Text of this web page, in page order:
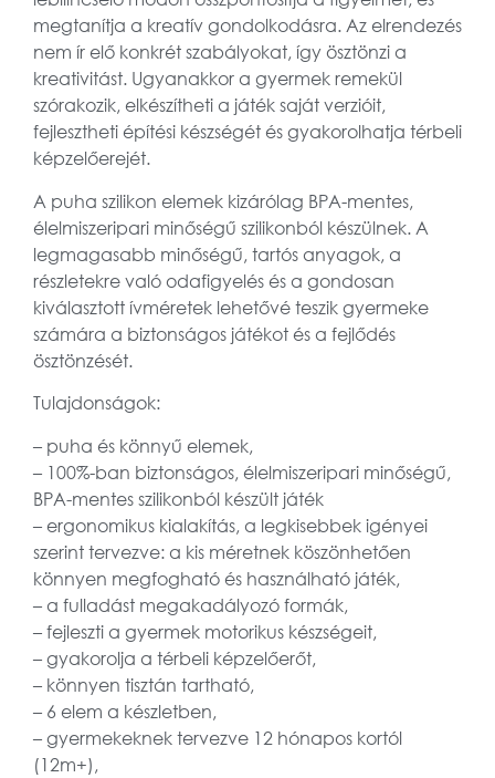
megtanítja a kreatív gondolkodásra. Az elrendezés
nem ír elő konkrét szabályokat, így ösztönzi a
kreativitást. Ugyanakkor a gyermek remekül
szórakozik, elkészítheti a játék saját verzióit,
fejlesztheti építési készségét és gyakorolhatja térbeli
képzelőerejét.
A puha szilikon elemek kizárólag BPA-mentes,
élelmiszeripari minőségű szilikonból készülnek. A
legmagasabb minőségű, tartós anyagok, a
részletekre való odafigyelés és a gondosan
kiválasztott ívméretek lehetővé teszik gyermeke
számára a biztonságos játékot és a fejlődés
ösztönzését.
Tulajdonságok:
– puha és könnyű elemek,
– 100%-ban biztonságos, élelmiszeripari minőségű,
BPA-mentes szilikonból készült játék
– ergonomikus kialakítás, a legkisebbek igényei
szerint tervezve: a kis méretnek köszönhetően
könnyen megfogható és használható játék,
– a fulladást megakadályozó formák,
– fejleszti a gyermek motorikus készségeit,
– gyakorolja a térbeli képzelőerőt,
– könnyen tisztán tartható,
– 6 elem a készletben,
– gyermekeknek tervezve 12 hónapos kortól
(12m+),